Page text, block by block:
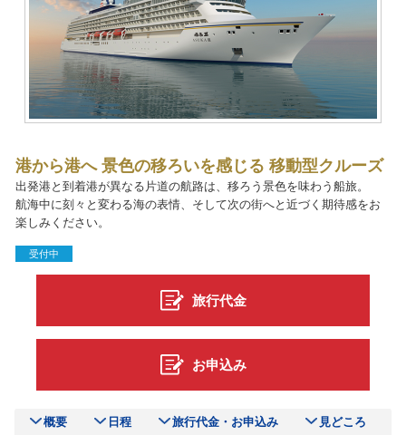
港から港へ 景色の移ろいを感じる 移動型クルーズ
出発港と到着港が異なる片道の航路は、移ろう景色を味わう船旅。
航海中に刻々と変わる海の表情、そして次の街へと近づく期待感をお
楽しみください。
受付中
旅行代金
お申込み
概要 日程 旅行代金・お申込み
見どころ